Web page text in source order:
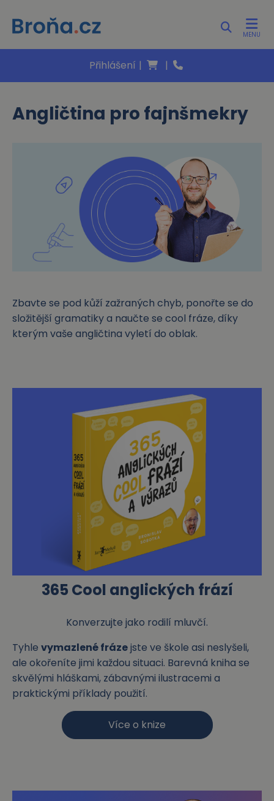
MENU
Přihlášení | |
Zbavte se pod kůží zažraných chyb, ponořte se do
složitější gramatiky a naučte se cool fráze, díky
kterým vaše angličtina vyletí do oblak.
Angličtina pro fajnšmekry
365 Cool anglických frází
Konverzujte jako rodilí mluvčí.
Tyhle vymazlené frázejste ve škole asi neslyšeli,
ale okořeníte jimi každou situaci. Barevná kniha se
skvělými hláškami, zábavnými ilustracemi a
praktickými příklady použití.
Více o knize